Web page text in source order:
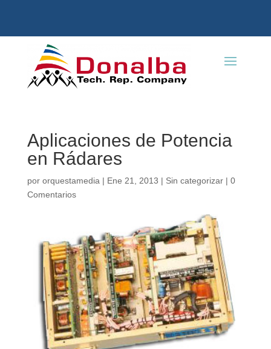
Aplicaciones de Potencia
en Rádares
por orquestamedia | Ene 21, 2013 | Sin categorizar| 0
Comentarios